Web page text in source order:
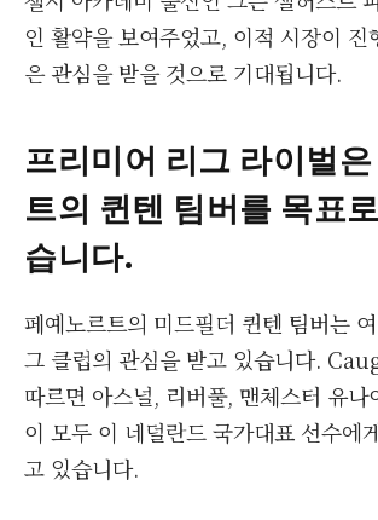
인 활약을 보여주었고, 이적 시장이 진
은 관심을 받을 것으로 기대됩니다.
프리미어 리그 라이벌
트의 퀸텐 팀버를 목표
습니다.
페예노르트의 미드필더 퀸텐 팀버는
그 클럽의 관심을 받고 있습니다.
따르면 아스널, 리버풀, 맨체스터 유나
이 모두 이 네덜란드 국가대표 선수에
고 있습니다.